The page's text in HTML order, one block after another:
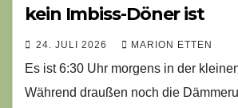
kein Imbiss-Döner ist
24. JULI 2026 MARION ETTEN
Es ist 6:30 Uhr morgens in der
Während draußen noch die